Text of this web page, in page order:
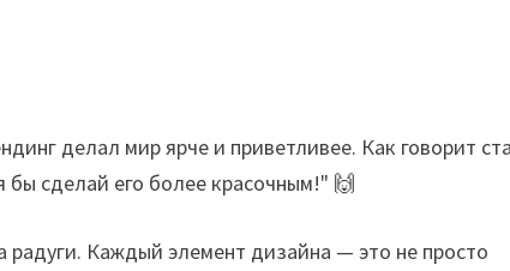
делал мир ярче и приветливее. Как говорит
сделай его более красочным!" 🙌
радуги. Каждый элемент дизайна — это не просто